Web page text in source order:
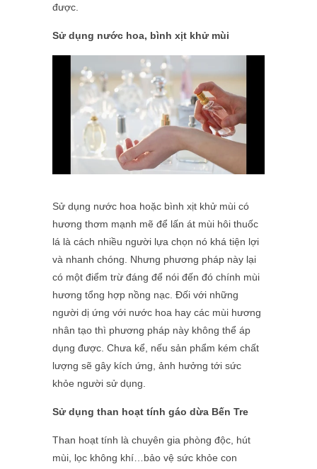
được.
Sử dụng nước hoa, bình xịt khử mùi
Sử dụng nước hoa hoặc bình xịt khử mùi có
hương thơm mạnh mẽ để lấn át mùi hôi thuốc
lá là cách nhiều người lựa chọn nó khá tiện lợi
và nhanh chóng. Nhưng phương pháp này lại
có một điểm trừ đáng để nói đến đó chính mùi
hương tổng hợp nồng nạc. Đối với những
người dị ứng với nước hoa hay các mùi hương
nhân tạo thì phương pháp này không thể áp
dụng được. Chưa kể, nếu sản phẩm kém chất
lượng sẽ gây kích ứng, ảnh hưởng tới sức
khỏe người sử dụng.
Sử dụng than hoạt tính gáo dừa Bến Tre
Than hoạt tính là chuyên gia phòng độc, hút
mùi, lọc không khí…bảo vệ sức khỏe con